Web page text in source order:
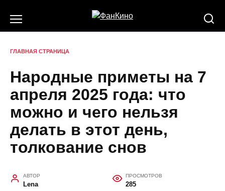
ГЛАВНАЯ СТРАНИЦА
Народные приметы на 7
апреля 2025 года: что
можно и чего нельзя
делать в этот день,
толкование снов
АВТОР
Lena
ПРОСМОТРОВ
285